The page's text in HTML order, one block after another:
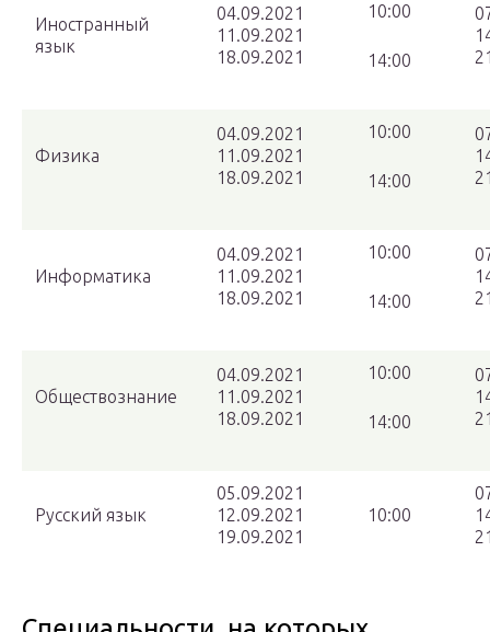
Иностранный
язык
04.09.2021
11.09.2021
18.09.2021
10:00
14:00
Физика
04.09.2021
11.09.2021
18.09.2021
10:00
14:00
Информатика
04.09.2021
11.09.2021
18.09.2021
10:00
14:00
Обществознание
04.09.2021
11.09.2021
18.09.2021
10:00
14:00
Русский язык
05.09.2021
12.09.2021
19.09.2021
10:00